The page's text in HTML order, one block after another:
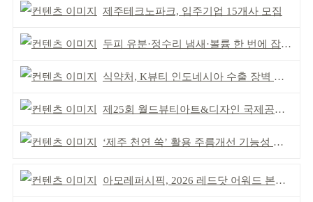
제주테크노파크, 입주기업 15개사 모집
두피 유분·정수리 냄새·볼륨 한 번에 잡는다
식약처, K뷰티 인도네시아 수출 장벽 완화 성과
제25회 월드뷰티아트&디자인 국제공모전 시상식 성황
‘제주 천연 쑥’ 활용 주름개선 기능성 식약처 심사 통과
아모레퍼시픽, 2026 레드닷 어워드 본상 2개 수상